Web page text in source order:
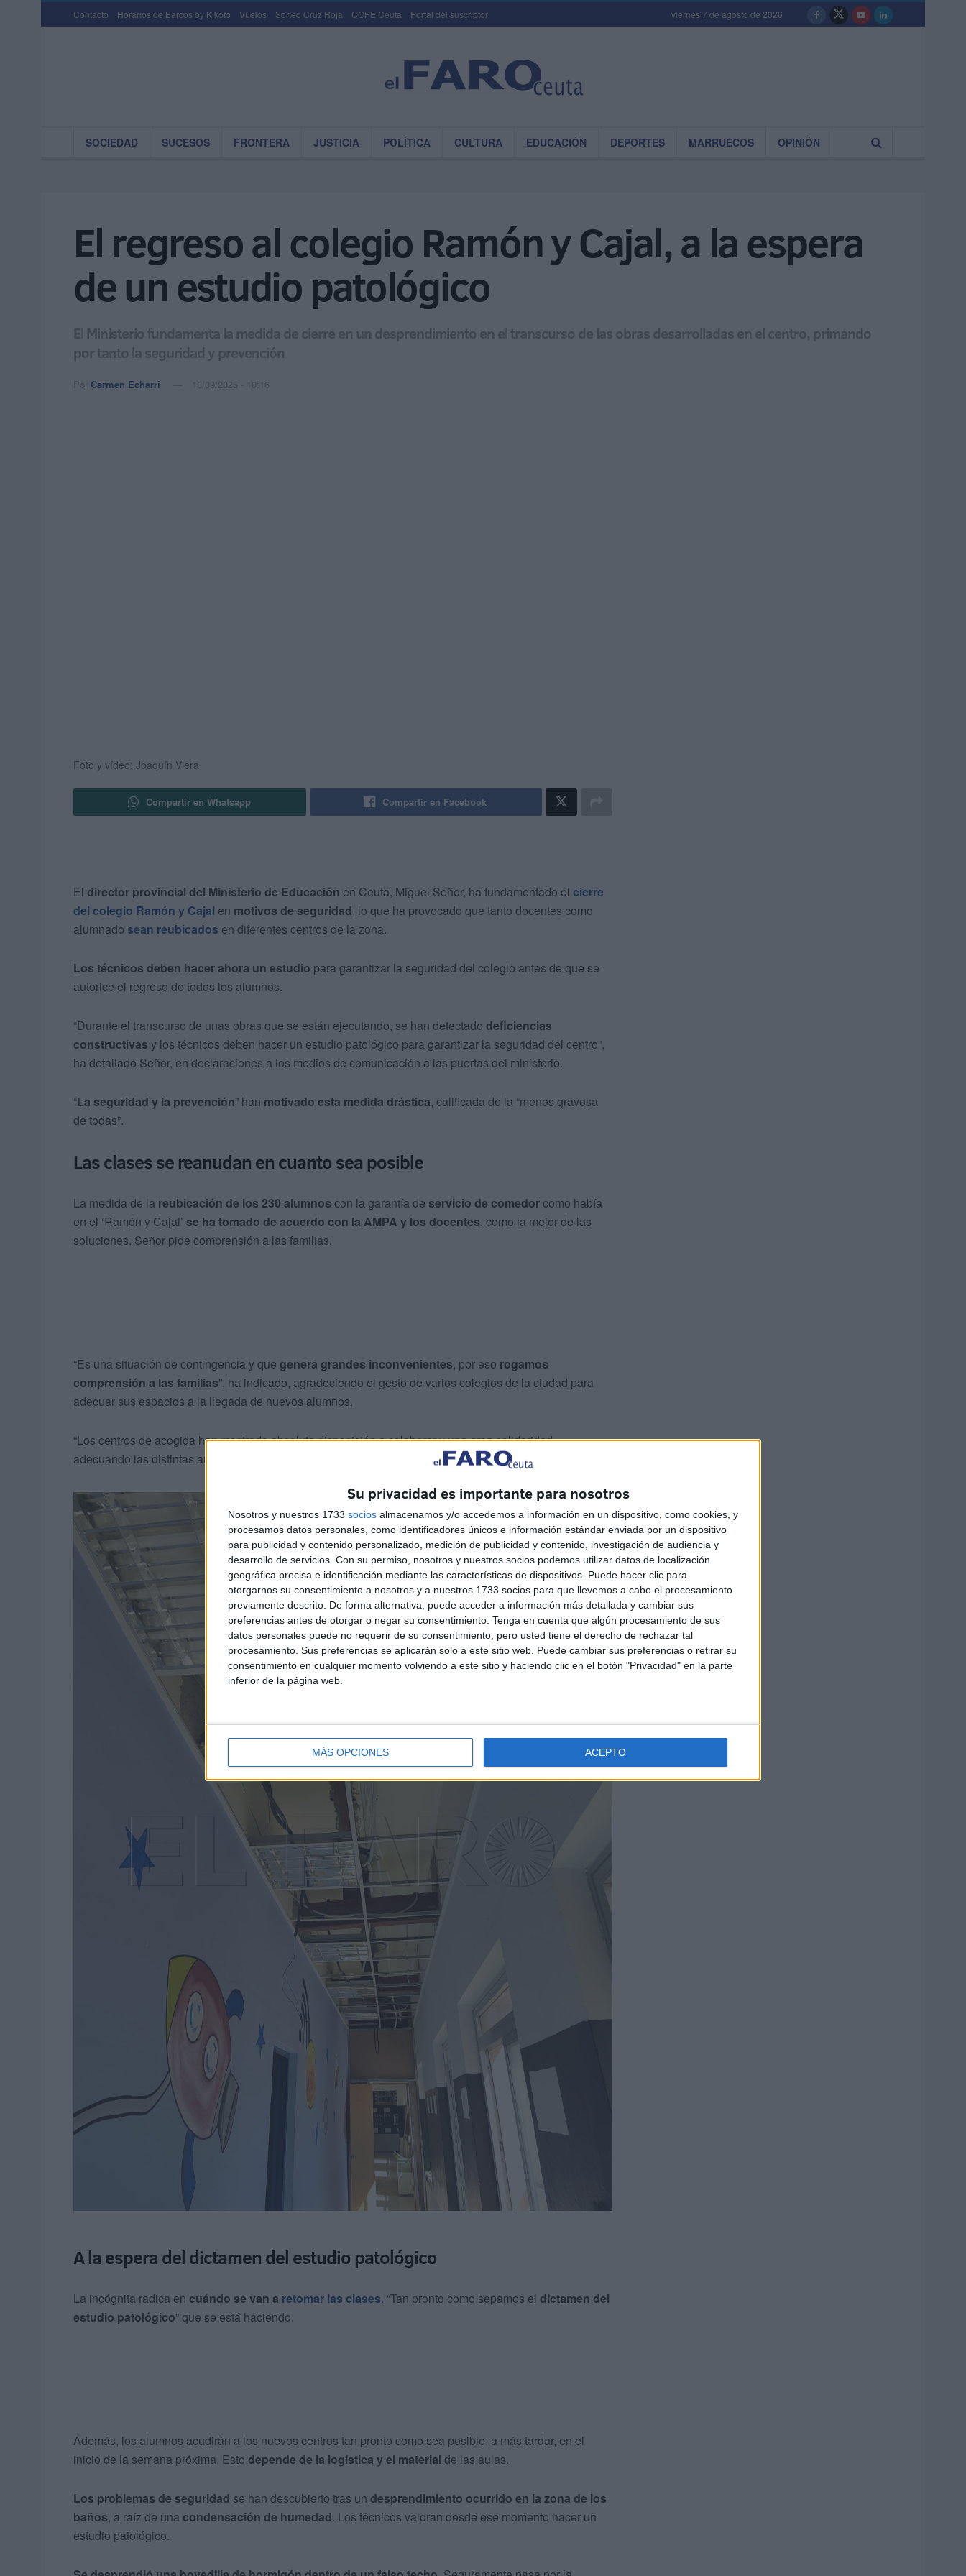
Su privacidad es importante para nosotros
Nosotros y nuestros 1733 socios almacenamos y/o accedemos a información en un dispositivo, como cookies, y
procesamos datos personales, como identificadores únicos e información estándar enviada por un dispositivo
para publicidad y contenido personalizado, medición de publicidad y contenido, investigación de audiencia y
desarrollo de servicios. Con su permiso, nosotros y nuestros socios podemos utilizar datos de localización
geográfica precisa e identificación mediante las características de dispositivos. Puede hacer clic para
otorgarnos su consentimiento a nosotros y a nuestros 1733 socios para que llevemos a cabo el procesamiento
previamente descrito. De forma alternativa, puede acceder a información más detallada y cambiar sus
preferencias antes de otorgar o negar su consentimiento. Tenga en cuenta que algún procesamiento de sus
datos personales puede no requerir de su consentimiento, pero usted tiene el derecho de rechazar tal
procesamiento. Sus preferencias se aplicarán solo a este sitio web. Puede cambiar sus preferencias o retirar su
consentimiento en cualquier momento volviendo a este sitio y haciendo clic en el botón "Privacidad" en la parte
inferior de la página web.
MÁS OPCIONES ACEPTO
Contacto Horarios de Barcos by Kikoto Vuelos Sorteo Cruz Roja COPE Ceuta Portal del suscriptor viernes 7 de agosto de 2026
SOCIEDAD SUCESOS FRONTERA JUSTICIA POLÍTICA CULTURA EDUCACIÓN DEPORTES MARRUECOS OPINIÓN
El regreso al colegio Ramón y Cajal, a la espera
de un estudio patológico
El Ministerio fundamenta la medida de cierre en un desprendimiento en el transcurso de las obras desarrolladas en el centro, primando
por tanto la seguridad y prevención
Por Carmen Echarri 18/09/2025 - 10:16
Foto y vídeo: Joaquín Viera
Compartir en Whatsapp Compartir en Facebook
El director provincial del Ministerio de Educación en Ceuta, Miguel Señor, ha fundamentado el cierre
del colegio Ramón y Cajal en motivos de seguridad, lo que ha provocado que tanto docentes como
alumnado sean reubicados en diferentes centros de la zona.
Los técnicos deben hacer ahora un estudio para garantizar la seguridad del colegio antes de que se
autorice el regreso de todos los alumnos.
“Durante el transcurso de unas obras que se están ejecutando, se han detectado deficiencias
constructivas y los técnicos deben hacer un estudio patológico para garantizar la seguridad del centro”,
ha detallado Señor, en declaraciones a los medios de comunicación a las puertas del ministerio.
“La seguridad y la prevención” han motivado esta medida drástica, calificada de la “menos gravosa
de todas”.
Las clases se reanudan en cuanto sea posible
La medida de la reubicación de los 230 alumnos con la garantía de servicio de comedorcomo había
en el ‘Ramón y Cajal’ se ha tomado de acuerdo con la AMPA y los docentes, como la mejor de las
soluciones. Señor pide comprensión a las familias.
“Es una situación de contingencia y que genera grandes inconvenientes, por eso rogamos
comprensión a las familias”, ha indicado, agradeciendo el gesto de varios colegios de la ciudad para
adecuar sus espacios a la llegada de nuevos alumnos.
“Los centros de acogida han mostrado absoluta disposición a colaborar y una gran solidaridad,
adecuando las distintas aulas”, ha reseñado Señor.
A la espera del dictamen del estudio patológico
La incógnita radica en cuándo se van a retomar las clases. “Tan pronto como sepamos el dictamen del
estudio patológico” que se está haciendo.
Además, los alumnos acudirán a los nuevos centros tan pronto como sea posible, a más tardar, en el
inicio de la semana próxima. Esto depende de la logística y el material de las aulas.
Los problemas de seguridad se han descubierto tras un desprendimiento ocurrido en la zona de los
baños, a raíz de una condensación de humedad. Los técnicos valoran desde ese momento hacer un
estudio patológico.